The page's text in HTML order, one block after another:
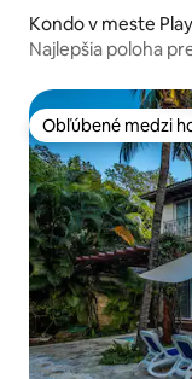
Kondo v meste
Najlepšia poloha
Obľúbené medzi
Obľúbené medzi